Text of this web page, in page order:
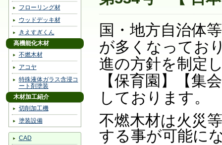
フローリング材
ウッドデッキ材
きえすぎくん
高機能化木材
不燃木材
アコヤ
特殊液体ガラス含浸コ
ート剤塗装
木材加工紹介
切削加工機
塗装設備
CAD
国・地方自治体
が多くなってお
進の方針を制定
【保育園】【集
しております。
不燃木材は火災
する事が可能に